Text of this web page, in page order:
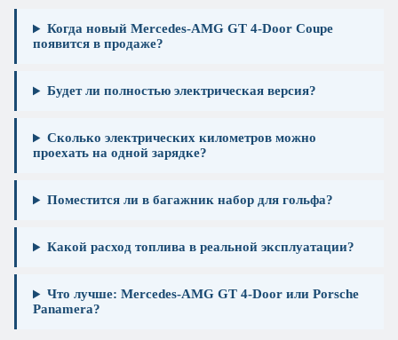
Когда новый Mercedes-AMG GT 4-Door Coupe
появится в продаже?
Будет ли полностью электрическая версия?
Сколько электрических километров можно
проехать на одной зарядке?
Поместится ли в багажник набор для гольфа?
Какой расход топлива в реальной эксплуатации?
Что лучше: Mercedes-AMG GT 4-Door или Porsche
Panamera?